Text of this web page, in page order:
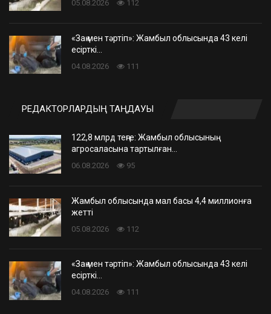
05.08.2026 112
«Заң мен тәртіп»: Жамбыл облысында 43 келі
есірткі…
04.08.2026 111
РЕДАКТОРЛАРДЫҢ ТАҢДАУЫ
122,8 млрд теңге: Жамбыл облысының
агросаласына тартылған…
06.08.2026 95
Жамбыл облысында мал басы 4,4 миллионға
жетті
05.08.2026 112
«Заң мен тәртіп»: Жамбыл облысында 43 келі
есірткі…
04.08.2026 111